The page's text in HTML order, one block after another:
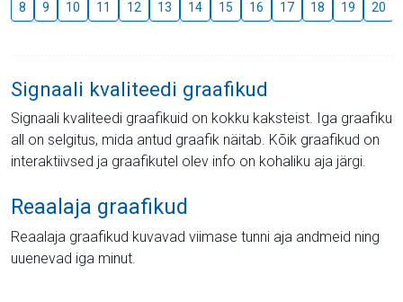
8 9 10 11 12 13 14 15 16 17 18 19 20
Signaali kvaliteedi graafikud
Signaali kvaliteedi graafikuid on kokku kaksteist. Iga graafiku
all on selgitus, mida antud graafik näitab. Kõik graafikud on
interaktiivsed ja graafikutel olev info on kohaliku aja järgi.
Reaalaja graafikud
Reaalaja graafikud kuvavad viimase tunni aja andmeid ning
uuenevad iga minut.